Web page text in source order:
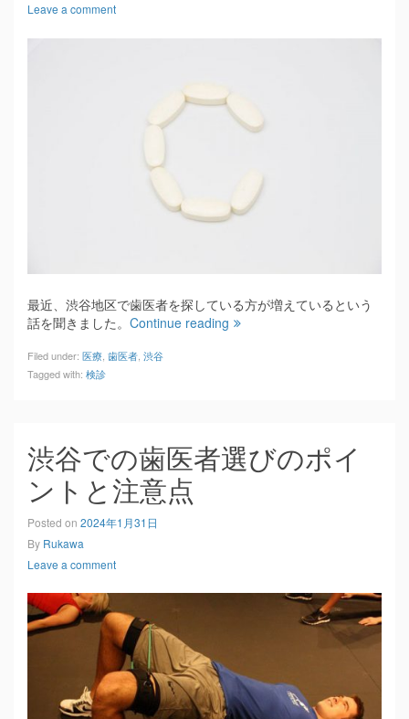
Leave a comment
最近、渋谷地区で歯医者を探している方が増えているという
話を聞きました。 Continue reading
Filed under: 医療 歯医者 渋谷
Tagged with: 検診
渋谷での歯医者選びのポイ
ントと注意点
Posted on 2024年1月31日
By Rukawa
Leave a comment